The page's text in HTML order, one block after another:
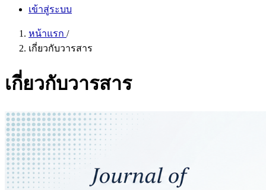
เข้าสู่ระบบ
หน้าแรก /
เกี่ยวกับวารสาร
เกี่ยวกับวารสาร